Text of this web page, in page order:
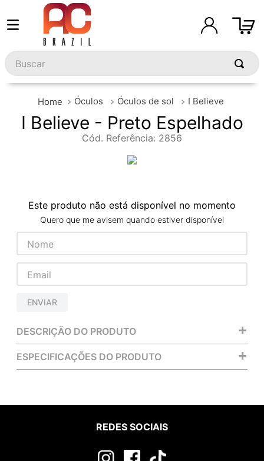
Buscar
Óculos Óculos de sol I Believe
I Believe - Preto Espelhado
Cód. Referência: 2856
Este produto não está disponível no momento
Quero que me avisem quando estiver disponível
ENVIAR
DESCRIÇÃO DO PRODUTO +
ESPECIFICAÇÕES DO PRODUTO +
REDES SOCIAIS